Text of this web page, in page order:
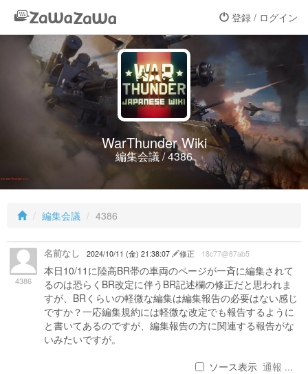
登録 / ログイン
WarThunder Wiki
編集会議 / 4386
編集会議 4386
4386
名前なし 2024/10/11 (金) 21:38:07 修正 18c77@87ab5
本日10/11に陸高BR帯の車両のページが一斉に編集されて
るのは恐らくBR改定に伴うBR記述欄の修正だと思われま
すが、BRくらいの軽微な編集は編集報告の必要はない感じ
ですか？一応編集規約には軽微な改定でも報告するように
と書いてあるのですが、編集報告の方に関連する報告がな
いみたいですが。
ソース表示 通報 ...